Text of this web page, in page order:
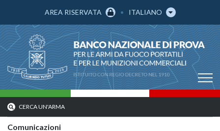
AREA RISERVATA ITALIANO
CERCA UN'ARMA
Comunicazioni